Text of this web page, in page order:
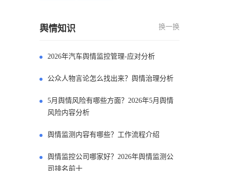
舆情知识 换一换
2026年汽车舆情监控管理-应对分析
公众人物言论怎么找出来？舆情治理分析
5月舆情风险有哪些方面？2026年5月舆情
风险内容分析
舆情监测内容有哪些？工作流程介绍
舆情监控公司哪家好？2026年舆情监测公
司排名前十